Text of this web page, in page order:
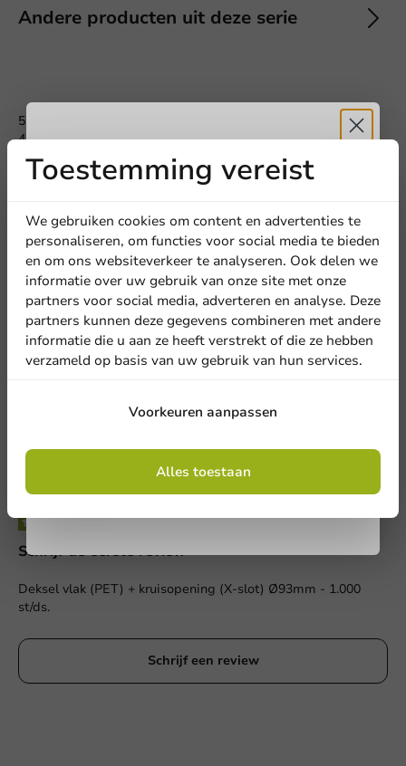
Andere producten uit deze serie
5
0 Reviews
4
0 Reviews
Deel jouw ervaring
Ben je bekend met dit artikel? Deel jouw ervaring met andere
en laat weten wat je er van vindt!
Schrijf een review
Schrijf de eerste review
Deksel vlak (PET) + kruisopening (X-slot) Ø93mm - 1.000
st/ds.
Schrijf een review
Toestemming vereist
We gebruiken cookies om content en advertenties te
personaliseren, om functies voor social media te bieden
en om ons websiteverkeer te analyseren. Ook delen we
informatie over uw gebruik van onze site met onze
partners voor social media, adverteren en analyse. Deze
partners kunnen deze gegevens combineren met andere
informatie die u aan ze heeft verstrekt of die ze hebben
verzameld op basis van uw gebruik van hun services.
Voorkeuren aanpassen
Alles toestaan
Ontvang5%
korting
Meld je aan voor onze
nieuwsbrief!
Aanmelden
Door je in te schrijven, ga je akkoord met de
algemene voorwaarden